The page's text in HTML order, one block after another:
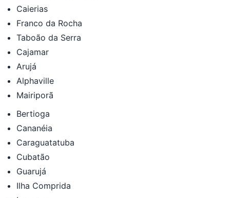
Caierias
Franco da Rocha
Taboão da Serra
Cajamar
Arujá
Alphaville
Mairiporã
Bertioga
Cananéia
Caraguatatuba
Cubatão
Guarujá
Ilha Comprida